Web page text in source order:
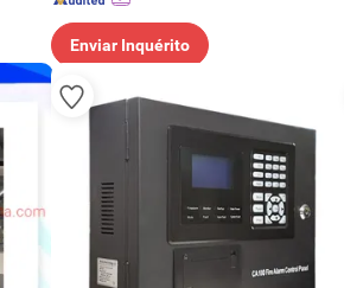
Enviar Inquérito